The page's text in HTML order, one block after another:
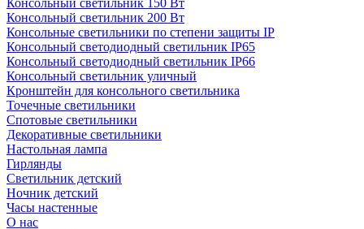
Консольный светильник 150 Вт
Консольный светильник 200 Вт
Консольные светильники по степени защиты IP
Консольный светодиодный светильник IP65
Консольный светодиодный светильник IP66
Консольный светильник уличный
Кронштейн для консольного светильника
Точечные светильники
Спотовые светильники
Декоративные светильники
Настольная лампа
Гирлянды
Светильник детский
Ночник детский
Часы настенные
О нас